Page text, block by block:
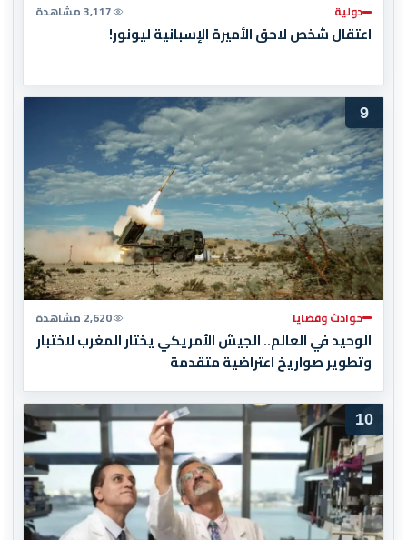
دولية 3,117 مشاهدة
اعتقال شخص لاحق الأميرة الإسبانية ليونور!
9
حوادث وقضايا 2,620 مشاهدة
الوحيد في العالم.. الجيش الأمريكي يختار المغرب لاختبار
وتطوير صواريخ اعتراضية متقدمة
10